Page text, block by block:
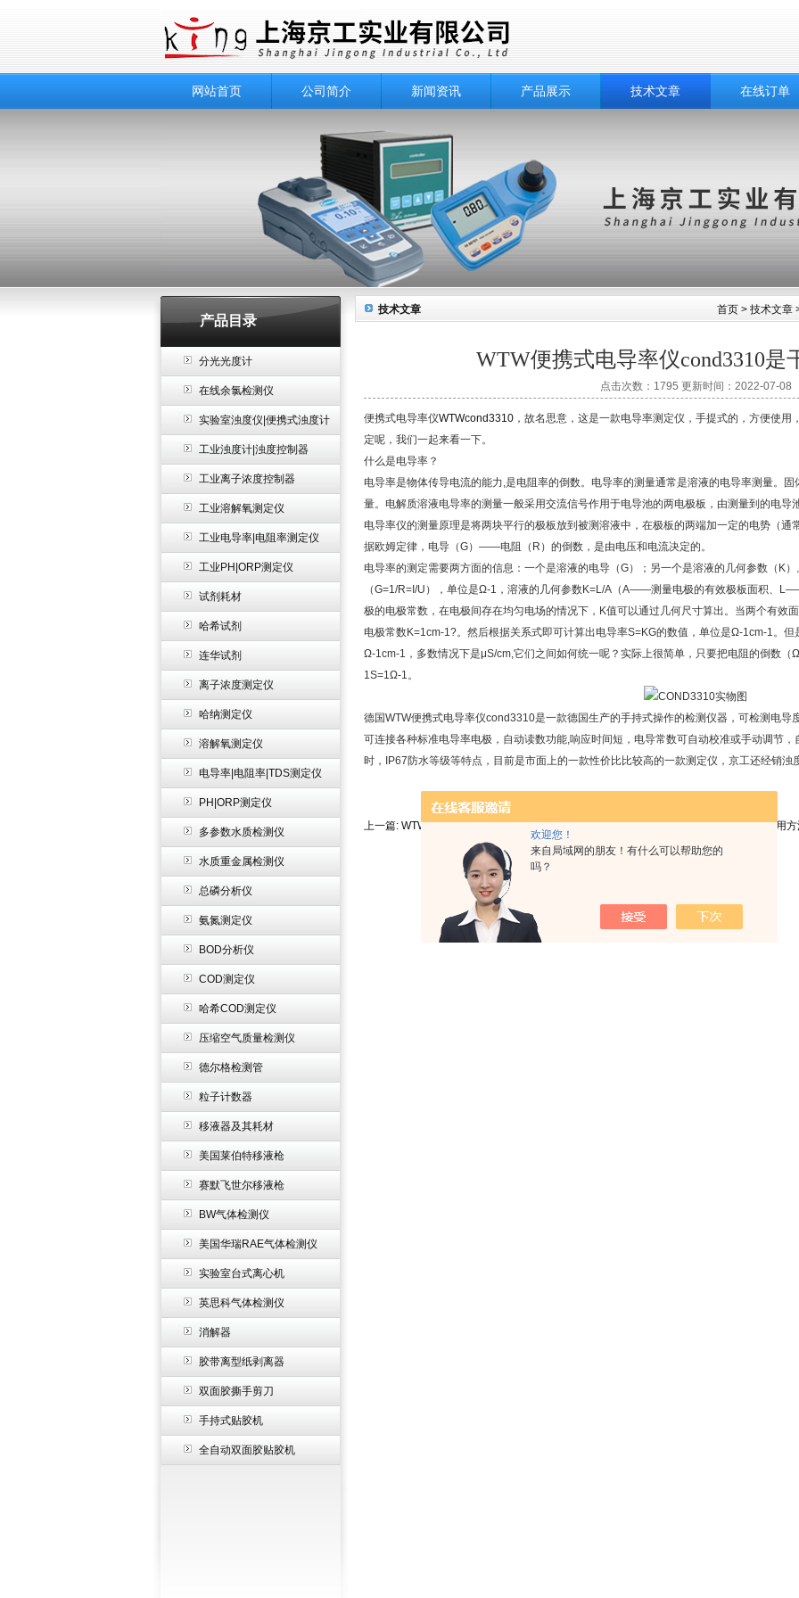
欢迎您！
来自局域网的朋友！有什么可以帮助您的
吗？
网站首页 公司简介 新闻资讯 产品展示 技术文章 在线订单
产品目录
分光光度计
在线余氯检测仪
实验室浊度仪|便携式浊度计
工业浊度计|浊度控制器
工业离子浓度控制器
工业溶解氧测定仪
工业电导率|电阻率测定仪
工业PH|ORP测定仪
试剂耗材
哈希试剂
连华试剂
离子浓度测定仪
哈纳测定仪
溶解氧测定仪
电导率|电阻率|TDS测定仪
PH|ORP测定仪
多参数水质检测仪
水质重金属检测仪
总磷分析仪
氨氮测定仪
BOD分析仪
COD测定仪
哈希COD测定仪
压缩空气质量检测仪
德尔格检测管
粒子计数器
移液器及其耗材
美国莱伯特移液枪
赛默飞世尔移液枪
BW气体检测仪
美国华瑞RAE气体检测仪
实验室台式离心机
英思科气体检测仪
消解器
胶带离型纸剥离器
双面胶撕手剪刀
手持式贴胶机
全自动双面胶贴胶机
首页 > 技术文章
技术文章
WTW便携式电导率仪cond3310是
点击次数：1795 更新时间：2022-07-08
便携式电导率仪WTWcond3310 ，故名思意，这是一款电导率测定仪，手提式的，方便使
定呢，我们一起来看一下。
什么是电导率？
电导率是物体传导电流的能力,是电阻率的倒数。电导率的测量通常是溶液的电导率测量。
量。电解质溶液电导率的测量一般采用交流信号作用于电导池的两电极板，由测量到的电导
电导率仪的测量原理是将两块平行的极板放到被测溶液中，在极板的两端加一定的电势（
据欧姆定律，电导（G） ——电阻（ R ）的倒数，是由电压和电流决定的。
电导率的测定需要两方面的信息：一个是溶液的电导（G）；另一个是溶液的几何参数（ K
（G=1/R=I/U ），单位是Ω-1 ，溶液的几何参数K=L/A （A——测量电极的有效极板面积、
极的电极常数，在电极间存在均匀电场的情况下， K值可以通过几何尺寸算出。当两个有效
电极常数K=1cm-1?。然后根据关系式即可计算出电导率S=KG的数值，单位是Ω-1cm-1。但
Ω-1cm-1 ，多数情况下是μS/cm,它们之间如何统一呢？实际上很简单，只要把电阻的倒数（
1S=1Ω-1。
德国WTW便携式电导率仪cond3310是一款德国生产的手持式操作的检测仪器，可检测电导
可连接各种标准电导率电极，自动读数功能,响应时间短，电导常数可自动校准或手动调节
时，IP67防水等级等特点，目前是市面上的一款性价比比较高的一款测定仪，京工还经销浊
上一篇: WTW3510溶解氧测定仪说明书下一篇:哈希便携式溶解氧测定仪HQ1130使用